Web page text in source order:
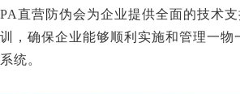
PA直营防伪会为企业提供全面的技术
训，确保企业能够顺利实施和管理一物
系统。